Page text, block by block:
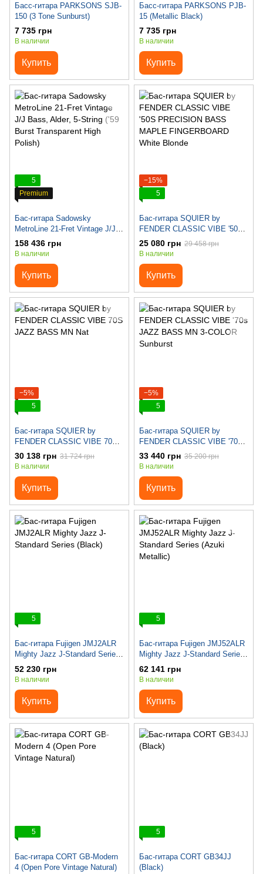
Басс-гитара PARKSONS SJB-
150 (3 Tone Sunburst)
7 735 грн
В наличии
Купить
Басс-гитара PARKSONS PJB-
15 (Metallic Black)
7 735 грн
В наличии
Купить
5
Premium
Бас-гитара Sadowsky
MetroLine 21-Fret Vintage J/J
Bass, Alder, 5-String ('59 Burst
Transparent High Polish)
158 436 грн
В наличии
Купить
−15%
5
Бас-гитара SQUIER by
FENDER CLASSIC VIBE '50S
PRECISION BASS MAPLE
FINGERBOARD White Blonde
25 080 грн 29 458 грн
В наличии
Купить
−5%
5
Бас-гитара SQUIER by
FENDER CLASSIC VIBE 70S
JAZZ BASS MN Nat
30 138 грн 31 724 грн
В наличии
Купить
−5%
5
Бас-гитара SQUIER by
FENDER СLASSIC VIBE '70s
JAZZ BASS MN 3-COLOR
Sunburst
33 440 грн 35 200 грн
В наличии
Купить
5
Бас-гитара Fujigen JMJ2ALR
Mighty Jazz J-Standard Series
(Black)
52 230 грн
В наличии
Купить
5
Бас-гитара Fujigen JMJ52ALR
Mighty Jazz J-Standard Series
(Azuki Metallic)
62 141 грн
В наличии
Купить
5
Бас-гитара CORT GB-Modern
4 (Open Pore Vintage Natural)
5
Бас-гитара CORT GB34JJ
(Black)